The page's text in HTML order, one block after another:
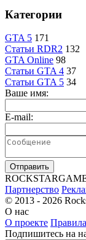
Категории
GTA 5 171
Статьи RDR2 132
GTA Online 98
Статьи GTA 4 37
Статьи GTA 5 34
Ваше имя:
E-mail:
Отправить
ROCKSTARG
Партнерство
© 2013 - 2026
О нас
О проекте
Подпишитесь на